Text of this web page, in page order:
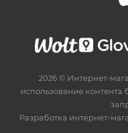
2026 © Интернет-
использование
Разработка интернет-